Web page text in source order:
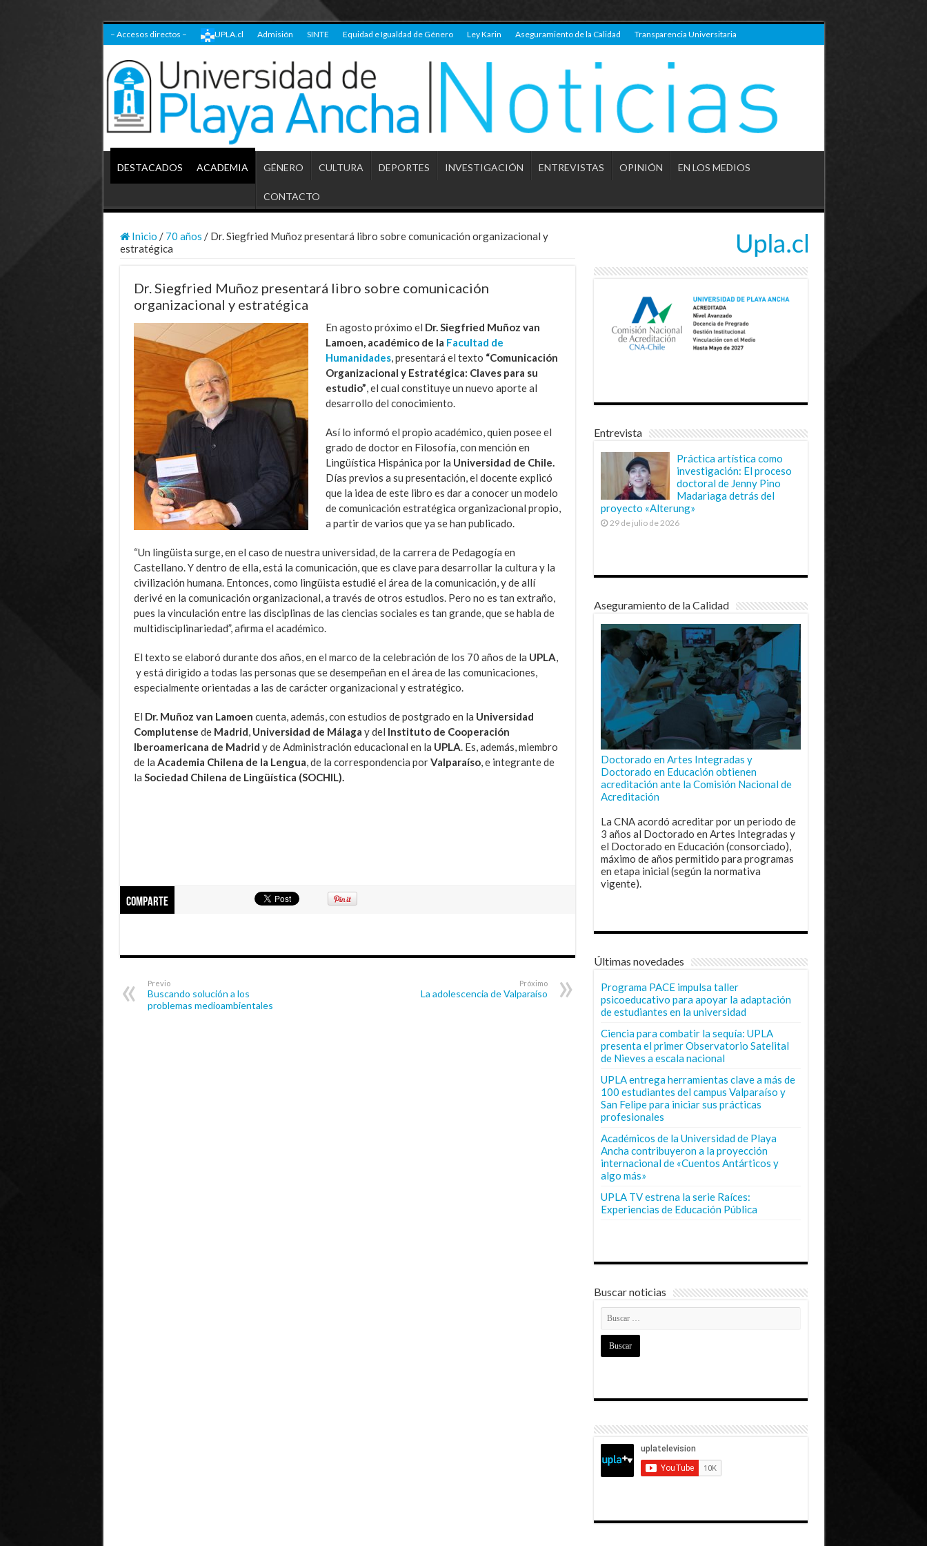
– Accesos directos – UPLA.cl Admisión SINTE Equidad e Igualdad de Género Ley Karin Aseguramiento de la Calidad Transparencia Universitaria
DESTACADOS ACADEMIA GÉNERO CULTURA DEPORTES INVESTIGACIÓN ENTREVISTAS OPINIÓN EN LOS MEDIOS
CONTACTO
Inicio / 70 años / Dr. Siegfried Muñoz presentará libro sobre comunicación organizacional y
estratégica
Dr. Siegfried Muñoz presentará libro sobre comunicación
organizacional y estratégica
En agosto próximo el Dr. Siegfried Muñoz van
Lamoen, académico de la Facultad de
Humanidades, presentará el texto “Comunicación
Organizacional y Estratégica: Claves para su
estudio” , el cual constituye un nuevo aporte al
desarrollo del conocimiento.
Así lo informó el propio académico, quien posee el
grado de doctor en Filosofía, con mención en
Lingüística Hispánica por la Universidad de Chile.
Días previos a su presentación, el docente explicó
que la idea de este libro es dar a conocer un modelo
de comunicación estratégica organizacional propio,
a partir de varios que ya se han publicado.
“Un lingüista surge, en el caso de nuestra universidad, de la carrera de Pedagogía en
Castellano. Y dentro de ella, está la comunicación, que es clave para desarrollar la cultura y la
civilización humana. Entonces, como lingüista estudié el área de la comunicación, y de allí
derivé en la comunicación organizacional, a través de otros estudios. Pero no es tan extraño,
pues la vinculación entre las disciplinas de las ciencias sociales es tan grande, que se habla de
multidisciplinariedad”, afirma el académico.
El texto se elaboró durante dos años, en el marco de la celebración de los 70 años de la UPLA
y está dirigido a todas las personas que se desempeñan en el área de las comunicaciones,
especialmente orientadas a las de carácter organizacional y estratégico.
El Dr. Muñoz van Lamoen cuenta, además, con estudios de postgrado en la Universidad
Complutense de Madrid Universidad de Málaga y del Instituto de Cooperación
Iberoamericana de Madrid y de Administración educacional en la UPLA . Es, además, miembro
de la Academia Chilena de la Lengua , de la correspondencia porValparaíso, e integrante de
la Sociedad Chilena de Lingüística (SOCHIL).
Comparte
Previo
Buscando solución a los
problemas medioambientales
Próximo
La adolescencia de Valparaíso
Entrevista
Práctica artística como
investigación: El proceso
doctoral de Jenny Pino
Madariaga detrás del
proyecto «Alterung»
29 de julio de 2026
Aseguramiento de la Calidad
Doctorado en Artes Integradas y
Doctorado en Educación obtienen
acreditación ante la Comisión Nacional de
Acreditación
La CNA acordó acreditar por un periodo de
3 años al Doctorado en Artes Integradas y
el Doctorado en Educación (consorciado),
máximo de años permitido para programas
en etapa inicial (según la normativa
vigente).
Últimas novedades
Programa PACE impulsa taller
psicoeducativo para apoyar la adaptación
de estudiantes en la universidad
Ciencia para combatir la sequía: UPLA
presenta el primer Observatorio Satelital
de Nieves a escala nacional
UPLA entrega herramientas clave a más de
100 estudiantes del campus Valparaíso y
San Felipe para iniciar sus prácticas
profesionales
Académicos de la Universidad de Playa
Ancha contribuyeron a la proyección
internacional de «Cuentos Antárticos y
algo más»
UPLA TV estrena la serie Raíces:
Experiencias de Educación Pública
Buscar noticias